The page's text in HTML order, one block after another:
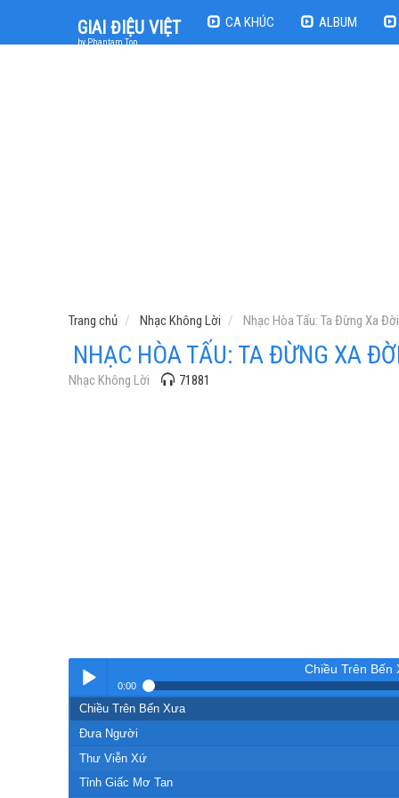
GIAI ĐIỆU VIỆT
by Phantam Top
CA KHÚC ALBUM
Trang chủ Nhạc Không Lời Nhạc Hòa Tấu: Ta Đừng Xa Đời
NHẠC HÒA TẤU: TA ĐỪNG XA
Nhạc Không Lời 71881
Nhạc
Chiều Trên Bến
0:00
Chiều Trên Bến Xưa
Đưa Người
Thư Viễn Xứ
Tỉnh Giấc Mơ Tan